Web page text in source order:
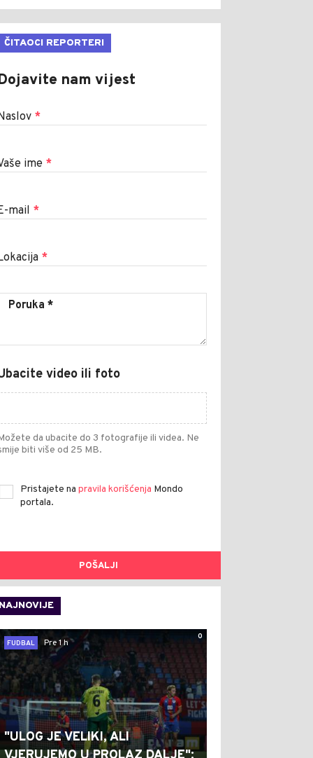
ČITAOCI REPORTERI
nam vijest
*
ime *
mail *
*
video ili foto
da ubacite do 3 fotografije ili videa. Ne
biti više od 25 MB.
Pristajete na pravila korišćenja Mondo
portala.
POŠALJI
NAJNOVIJE
0
FUDBAL
Pre 1 h
"ULOG JE VELIKI, ALI